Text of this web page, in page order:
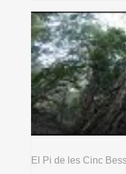
El Pi de les Cinc